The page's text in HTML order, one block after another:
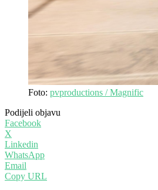
Foto: pvproductions / Magnific
Podijeli objavu
Facebook
X
Linkedin
WhatsApp
Email
Copy URL